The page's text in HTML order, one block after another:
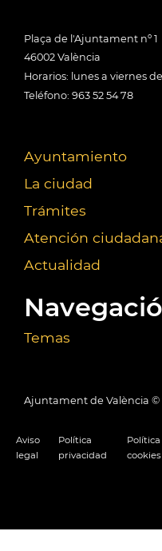
Plaça de l'Ajuntament nº 1
46002 València
Horarios: lunes a viernes
Teléfono: 963 52 54 78
Ayuntamiento
La ciudad
Trámites
Atención
Actualidad
Temas
Ajuntament de València ©
Aviso
legal
Política
privacidad
cookies